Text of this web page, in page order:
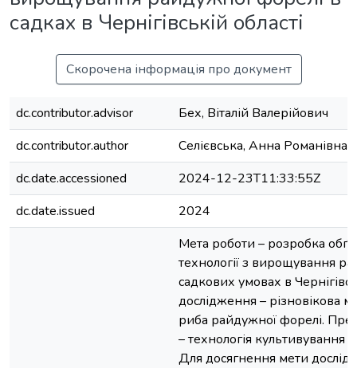
садках в Чернігівській області
Скорочена інформація про документ
dc.contributor.advisor
Бех, Віталій Валерійович
dc.contributor.author
Селієвська, Анна Романівна
dc.date.accessioned
2024-12-23T11:33:55Z
dc.date.issued
2024
Мета роботи – розробка
технології з вирощування
садкових умовах в
дослідження – різновікова
риба райдужної форелі.
– технологія культивування
Для досягнення мети